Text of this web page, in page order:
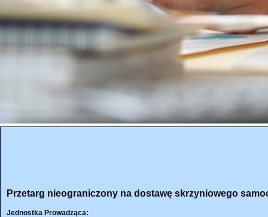
Przetarg nieograniczony na dostawę skrzyniowego
Jednostka Prowadząca: